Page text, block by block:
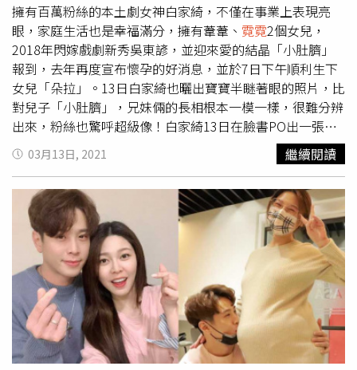
擁有百萬粉絲的本土劇女神白家綺，不僅在事業上表現亮
眼，家庭生活也是幸福滿分，擁有葦葦、 霓霓2個女兒，
2018年閃嫁戲劇新秀吳東諺，並迎來愛的結晶「小肚臍」
報到，去年再度宣布懷孕的好消息，並於7日下午順利生下
女兒「朵拉」。13日白家綺也曬出寶寶半瞇著眼的照片，比
對兒子「小肚臍」，兄妹倆的長相根本一模一樣，很難分辨
出來，粉絲也驚呼超級像！白家綺13日在臉書PO出一張照
片，將朵拉半瞇著眼的模樣與「小肚臍」剛出生時拍的照片
放在一起，兄妹倆看上去根本長的一模一樣，完全分不出來
誰是誰，白家綺也在內文中寫道「傻傻分不清楚」、「隔了
兩年的雙胞胎」。照片曝光後，演藝圈好友李又汝、李亮
瑾、楊蒨時等人紛紛留言，直呼「天吶！也太像」、「真的
好像喔」、「分不出來」，粉絲也留言猜測到底誰是小肚
臍、誰是朵拉。白家綺也在留言區公布答案，「正確答案：
左邊斗宅、右邊朵拉」。其實白家綺過去曾透露，自己在生
完小肚臍後就想「封肚」，但因兒子和2個姐姐年齡差距太
大，擔心孩子一個人會感到孤單，因此才決定再生一個，升
格為四寶媽。
03月13日, 2021 繼續閱讀